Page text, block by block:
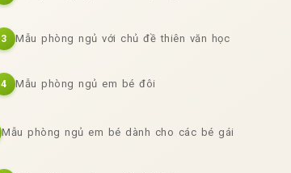
3 Mẫu phòng ngủ với chủ đề thiên văn học
4 Mẫu phòng ngủ em bé đôi
Mẫu phòng ngủ em bé dành cho các bé gái